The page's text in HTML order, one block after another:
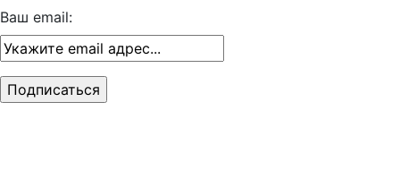
Ваш email: